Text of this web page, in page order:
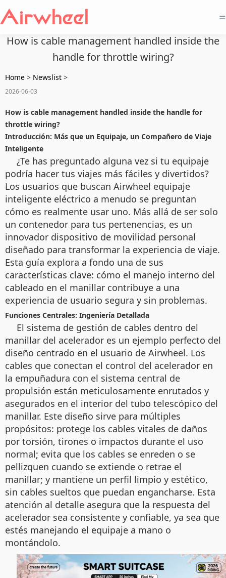
=
How is cable management handled inside the
handle for throttle wiring?
Home > Newslist >
2026-06-03
How is cable management handled inside the handle for
throttle wiring?
Introducción: Más que un Equipaje, un Compañero de Viaje
Inteligente
¿Te has preguntado alguna vez si tu equipaje
podría hacer tus viajes más fáciles y divertidos?
Los usuarios que buscan Airwheel equipaje
inteligente eléctrico a menudo se preguntan
cómo es realmente usar uno. Más allá de ser solo
un contenedor para tus pertenencias, es un
innovador dispositivo de movilidad personal
diseñado para transformar la experiencia de viaje.
Esta guía explora a fondo una de sus
características clave: cómo el manejo interno del
cableado en el manillar contribuye a una
experiencia de usuario segura y sin problemas.
Funciones Centrales: Ingeniería Detallada
El sistema de gestión de cables dentro del
manillar del acelerador es un ejemplo perfecto del
diseño centrado en el usuario de Airwheel. Los
cables que conectan el control del acelerador en
la empuñadura con el sistema central de
propulsión están meticulosamente enrutados y
asegurados en el interior del tubo telescópico del
manillar. Este diseño sirve para múltiples
propósitos: protege los cables vitales de daños
por torsión, tirones o impactos durante el uso
normal; evita que los cables se enreden o se
pellizquen cuando se extiende o retrae el
manillar; y mantiene un perfil limpio y estético,
sin cables sueltos que puedan engancharse. Esta
atención al detalle asegura que la respuesta del
acelerador sea consistente y confiable, ya sea que
estés manejando el equipaje a mano o
montándolo.